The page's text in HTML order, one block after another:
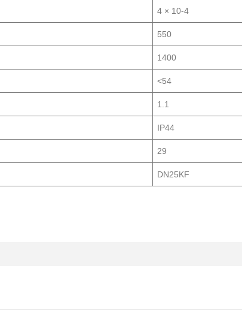
4 × 10-4
550
1400
<54
1.1
IP44
29
DN25KF